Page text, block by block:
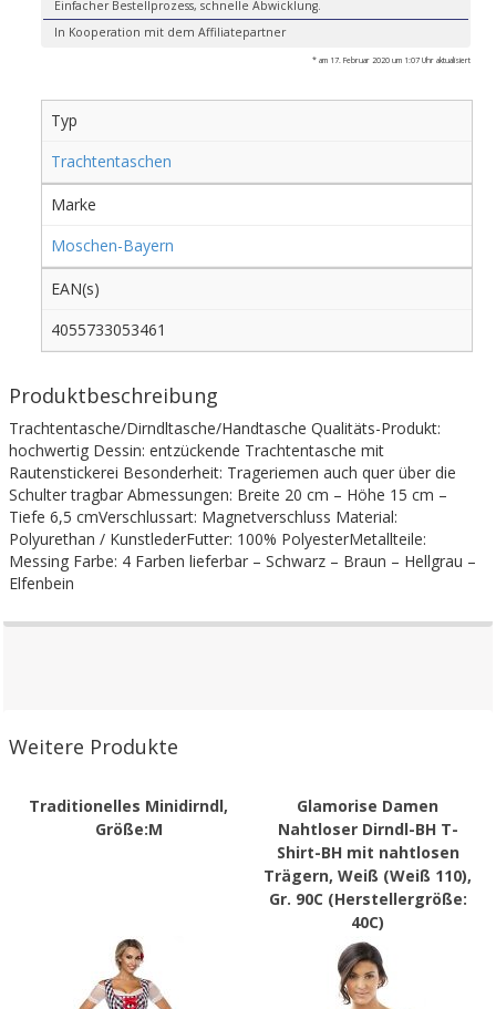
Einfacher Bestellprozess, schnelle Abwicklung.
In Kooperation mit dem Affiliatepartner
* am 17. Februar 2020 um 1:07 Uhr aktualisiert
Typ
Trachtentaschen
Marke
Moschen-Bayern
EAN(s)
4055733053461
Produktbeschreibung
Trachtentasche/Dirndltasche/Handtasche Qualitäts-Produkt:
hochwertig Dessin: entzückende Trachtentasche mit
Rautenstickerei Besonderheit: Trageriemen auch quer über die
Schulter tragbar Abmessungen: Breite 20 cm – Höhe 15 cm –
Tiefe 6,5 cmVerschlussart: Magnetverschluss Material:
Polyurethan / KunstlederFutter: 100% PolyesterMetallteile:
Messing Farbe: 4 Farben lieferbar – Schwarz – Braun – Hellgrau –
Elfenbein
Weitere Produkte
Traditionelles Minidirndl,
Größe:M
Glamorise Damen
Nahtloser Dirndl-BH T-
Shirt-BH mit nahtlosen
Trägern, Weiß (Weiß 110),
Gr. 90C (Herstellergröße:
40C)